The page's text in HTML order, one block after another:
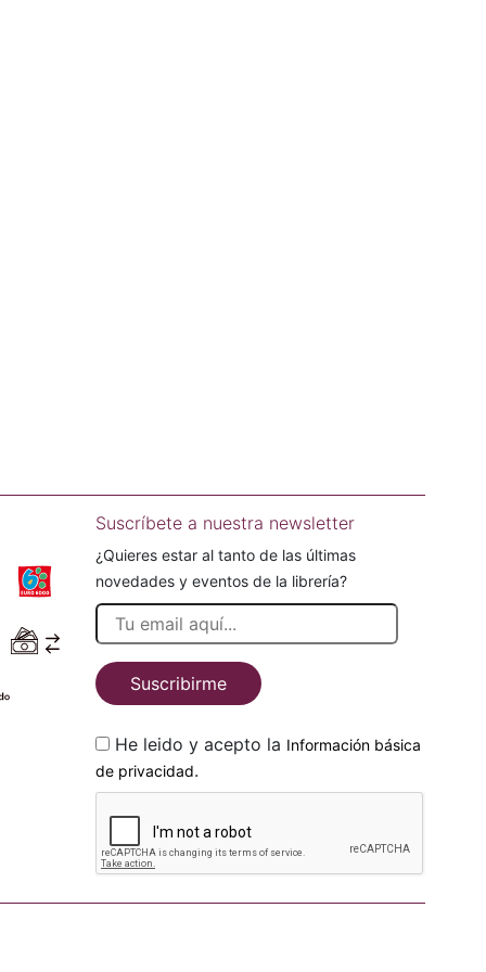
Suscríbete a nuestra newsletter
¿Quieres estar al tanto de las últimas
novedades y eventos de la librería?
Suscribirme
He leido y acepto la Información básica
de privacidad.